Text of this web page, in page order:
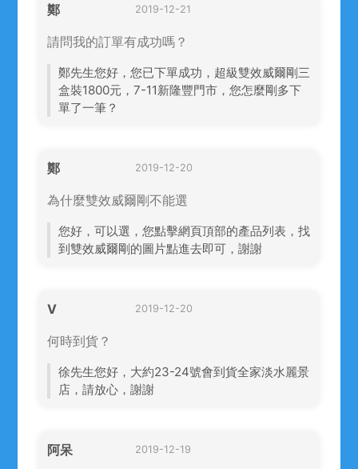
鄭 2019-12-21
請問我的訂單有成功嗎？
鄭先生您好，您已下單成功，超級雙效威爾剛三
盒裝1800元，7-11新隆豐門市，您怎麼剛多下
單了一筆？
鄭 2019-12-20
為什麼雙效威爾剛不能選
您好，可以選，您點擊網頁頂部的產品列表，找
到雙效威爾剛的圖片點進去即可，謝謝
V 2019-12-20
何時到貨？
徐先生您好，大約23-24號會到貨全家淡水麗景
店，請放心，謝謝
阿呆 2019-12-19